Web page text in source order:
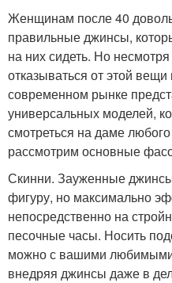
Женщинам после 40
правильные джинсы,
на них сидеть. Но несмотря
отказываться от этой
современном рынке
универсальных моделей,
смотреться на даме
рассмотрим основные
Скинни. Зауженные
фигуру, но максимально
непосредственно на
песочные часы. Носить
можно с вашими
внедряя джинсы даже в